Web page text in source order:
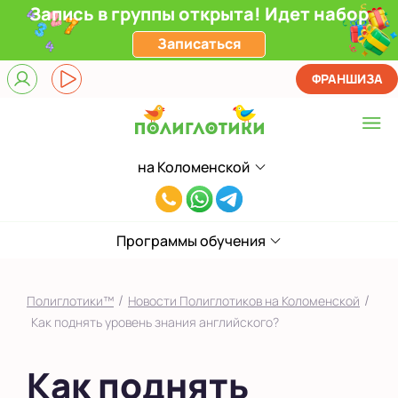
Запись в группы открыта! Идет набор
Записаться
на Коломенской
Выберите центр
Верхние Лихоборы
ЖК Прокшино
Фили
в Южном Бутово
8(929)520-
80
ФРАНШИЗА
Программы обучения
Полиглотики™ / Новости Полиглотиков на Коломенской /
Как поднять уровень знания английского?
Как поднять